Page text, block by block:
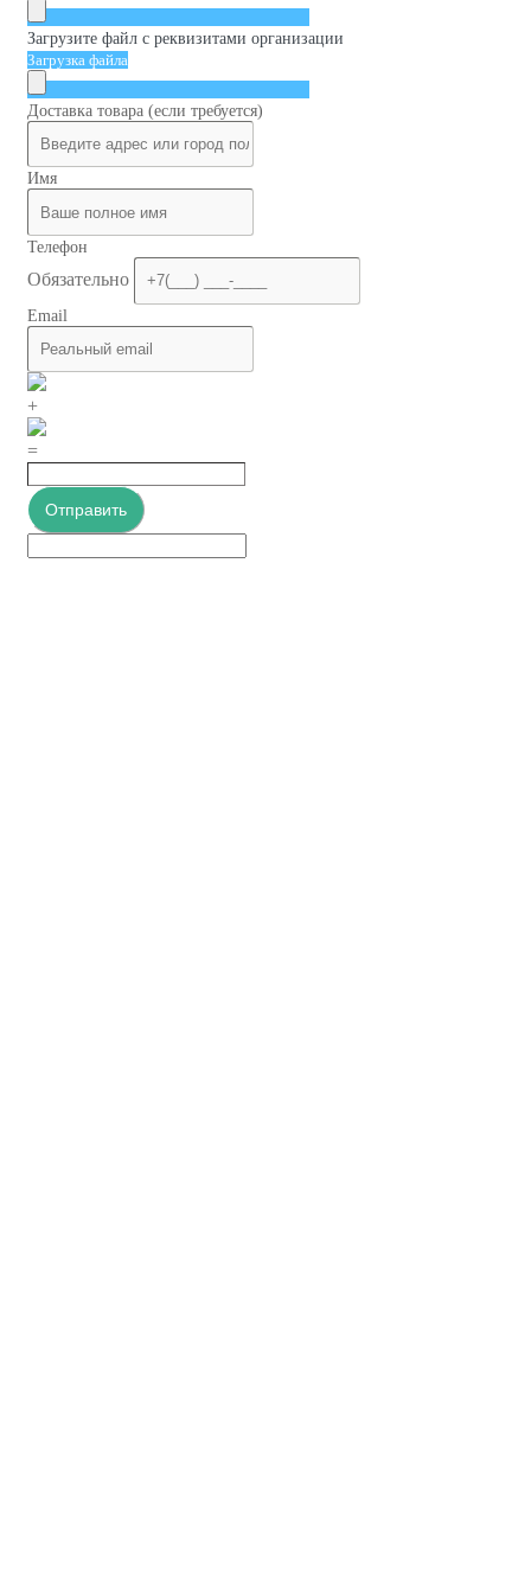
Загрузите файл с реквизитами организации
Загрузка файла
Доставка товара (если требуется)
Имя
Телефон
Обязательно
Email
+
=
Отправить